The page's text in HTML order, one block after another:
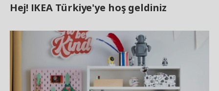
Hej! IKEA Türkiye'ye hoş geldiniz